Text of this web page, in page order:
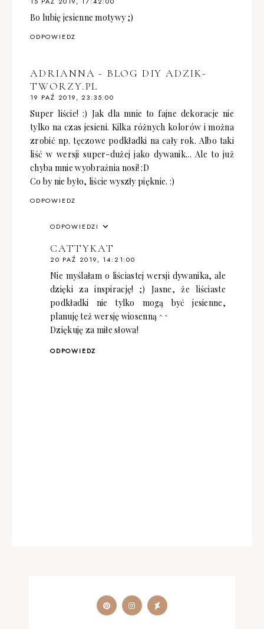
Bo lubię jesienne motywy ;)
ODPOWIEDZ
ADRIANNA - BLOG DIY ADZIK-
TWORZY.PL
19 PAŹ 2019, 23:35:00
Super liście! :) Jak dla mnie to fajne dekoracje nie
tylko na czas jesieni. Kilka różnych kolorów i można
zrobić np. tęczowe podkładki na cały rok. Albo taki
liść w wersji super-dużej jako dywanik... Ale to już
chyba mnie wyobraźnia nosi! :D
Co by nie było, liście wyszły pięknie. :)
ODPOWIEDZ
ODPOWIEDZI
CATTYKAT
20 PAŹ 2019, 14:21:00
Nie myślałam o liściastej wersji dywanika, ale
dzięki za inspirację! ;) Jasne, że liściaste
podkładki nie tylko mogą być jesienne,
planuję też wersję wiosenną ^^
Dziękuję za miłe słowa!
ODPOWIEDZ